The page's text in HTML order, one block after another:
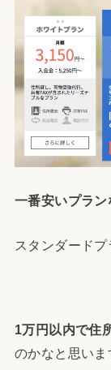
一番安いプラン
スタンダードプ
1万円以内で住
のかなと思いま